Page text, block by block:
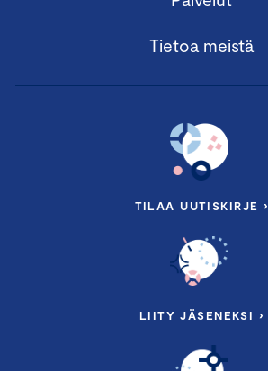
Tietoa meistä
TILAA UUTISKIRJE ›
LIITY JÄSENEKSI ›